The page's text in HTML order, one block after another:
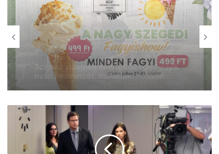
GASZTRO
2026, július 22. 14:53
Jöhet egy Pulled Pork szendvics és egy
hideg Pilsner a Napfény Műterem
teraszán?